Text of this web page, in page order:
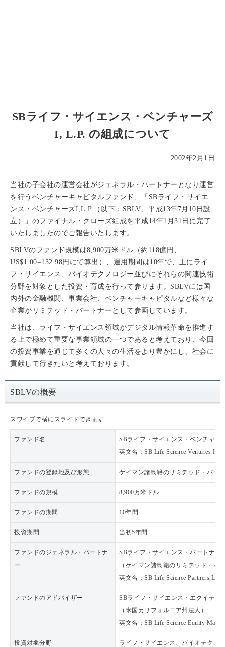
SBライフ・サイエンス・ベンチャーズ
I, L.P. の組成について
2002年2月1日
当社の子会社の運営会社がジェネラル・パートナーとなり運営
を行うベンチャーキャピタルファンド、「SBライフ・サイエ
ンス・ベンチャーズI,L.P.（以下：SBLV、平成13年7月10日設
立）」のファイナル・クローズ組成を平成14年1月31日に完了
いたしましたのでご報告いたします。
SBLVのファンド規模は8,900万米ドル（約118億円、
US$1.00=132.98円にて算出）、運用期間は10年で、主にライ
フ・サイエンス、バイオテクノロジー並びにそれらの関連技術
分野を対象とした投資・育成を行って参ります。SBLVには国
内外の金融機関、事業会社、ベンチャーキャピタルなど様々な
企業がリミテッド・パートナーとして参画しています。
当社は、ライフ・サイエンス領域がデジタル情報革命を推進す
る上で極めて重要な事業領域の一つであると考えており、今回
の投資事業を通じて多くの人々の生活をより豊かにし、社会に
貢献して行きたいと考えております。
SBLVの概要
スワイプで横にスライドできます
ファンド名
SBライフ・サイエンス・ベンチャー
英文名：SB Life Science Ventures
ファンドの登録地及び形態 ケイマン諸島籍のリミテッド・パー
ファンドの規模 8,900万米ドル
ファンドの期間 10年間
投資期間 当初5年間
ファンドのジェネラル・パートナ
ー
SBライフ・サイエンス・パートナー
（ケイマン諸島籍のリミテッド・パ
英文名：SB Life Science Partners,L.P.
ファンドのアドバイザー
SBライフ・サイエンス・エクイティ
（米国カリフォルニア州法人）
英文名：SB Life Science Equity
投資対象分野
ライフ・サイエンス、バイオテクノ